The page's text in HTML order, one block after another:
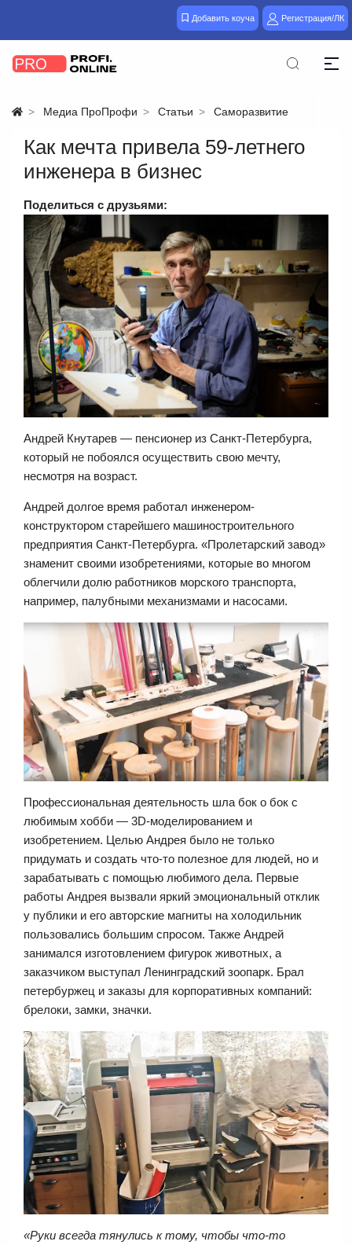
Добавить коуча Регистрация/ЛК
Медиа ПроПрофи Статьи Саморазвитие
Как мечта привела 59-летнего
инженера в бизнес
Поделиться с друзьями:
Андрей Кнутарев — пенсионер из Санкт-Петербурга,
который не побоялся осуществить свою мечту,
несмотря на возраст.
Андрей долгое время работал инженером-
конструктором старейшего машиностроительного
предприятия Санкт-Петербурга. «Пролетарский завод»
знаменит своими изобретениями, которые во многом
облегчили долю работников морского транспорта,
например, палубными механизмами и насосами.
Профессиональная деятельность шла бок о бок с
любимым хобби — 3D-моделированием и
изобретением. Целью Андрея было не только
придумать и создать что-то полезное для людей, но и
зарабатывать с помощью любимого дела. Первые
работы Андрея вызвали яркий эмоциональный отклик
у публики и его авторские магниты на холодильник
пользовались большим спросом. Также Андрей
занимался изготовлением фигурок животных, а
заказчиком выступал Ленинградский зоопарк. Брал
петербуржец и заказы для корпоративных компаний:
брелоки, замки, значки.
«Руки всегда тянулись к тому, чтобы что-то